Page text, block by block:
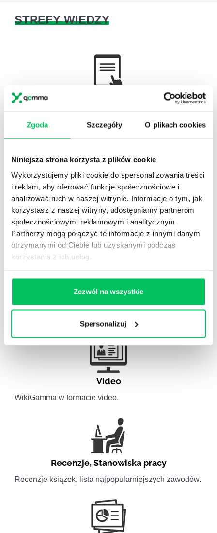
Zgoda Szczegóły O plikach cookies
Niniejsza strona korzysta z plików cookie
Wykorzystujemy pliki cookie do spersonalizowania treści
i reklam, aby oferować funkcje społecznościowe i
analizować ruch w naszej witrynie. Informacje o tym, jak
korzystasz z naszej witryny, udostępniamy partnerom
społecznościowym, reklamowym i analitycznym.
Partnerzy mogą połączyć te informacje z innymi danymi
otrzymanymi od Ciebie lub uzyskanymi podczas
korzystania z ich usług.
Zezwól na wszystkie
Spersonalizuj
STREFY WIEDZY
WikiGamma HR
wiedzy.
Gamma Q&A
Odpowiedzi na często pojawiające się pytania z
obszaru HR.
Video
WikiGamma w formacie video.
Recenzje,Stanowiska pracy
Recenzje książek, lista najpopularniejszych zawodów.